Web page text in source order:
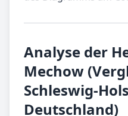
Analyse der
Mechow
Schleswig-
Deutschland)